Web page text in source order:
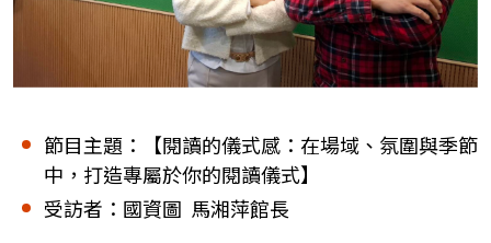
節目主題：【閱讀的儀式感：在場域、氛圍與季節
中，打造專屬於你的閱讀儀式】
受訪者：國資圖 馬湘萍館長